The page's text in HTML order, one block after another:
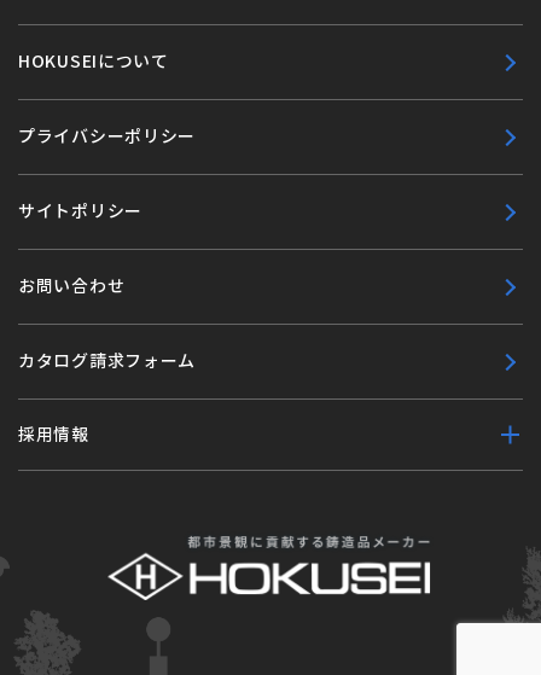
HOKUSEIについて
プライバシーポリシー
サイトポリシー
お問い合わせ
カタログ請求フォーム
採用情報